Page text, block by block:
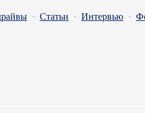
· Статьи · Интервью ·